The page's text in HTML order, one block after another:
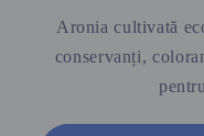
Aronia cultivată
conservanți,